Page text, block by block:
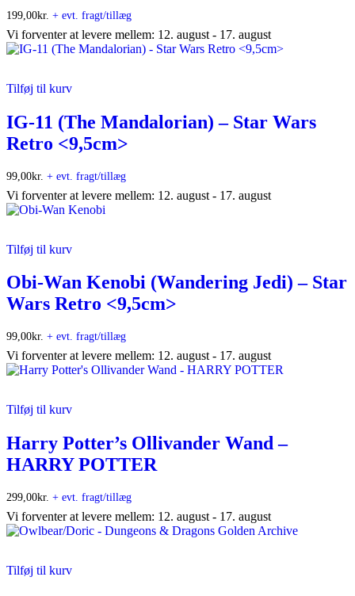
199,00kr. + evt. fragt/tillæg
Vi forventer at levere mellem: 12. august - 17. august
Tilføj til kurv
IG-11 (The Mandalorian) – Star Wars
Retro <9,5cm>
99,00kr. + evt. fragt/tillæg
Vi forventer at levere mellem: 12. august - 17. august
Tilføj til kurv
Obi-Wan Kenobi (Wandering Jedi) – Star
Wars Retro <9,5cm>
99,00kr. + evt. fragt/tillæg
Vi forventer at levere mellem: 12. august - 17. august
Tilføj til kurv
Harry Potter’s Ollivander Wand –
HARRY POTTER
299,00kr. + evt. fragt/tillæg
Vi forventer at levere mellem: 12. august - 17. august
Tilføj til kurv